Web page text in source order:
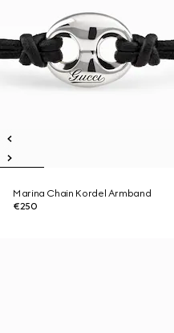
Marina Chain Kordel Armband
€250